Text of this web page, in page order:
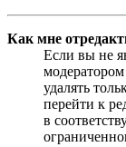
Как мне
Если вы не
удалять
перейти к
в